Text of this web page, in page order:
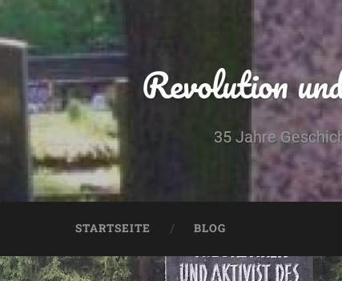
Revolution
35 Jahre
STARTSEITE BLOG